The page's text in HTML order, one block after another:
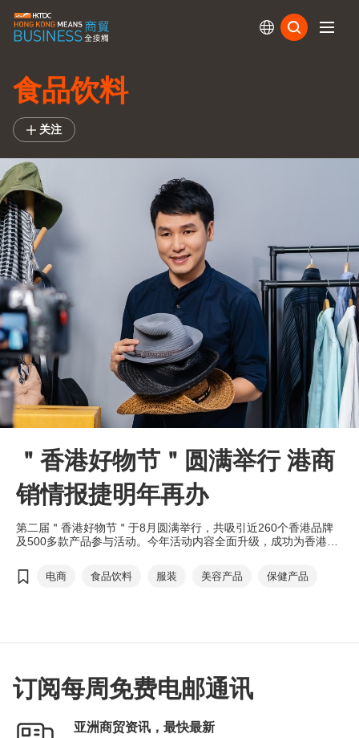
食品饮料
关注
＂香港好物节＂圆满举行 港商
销情报捷明年再办
第二届＂香港好物节＂于8月圆满举行，共吸引近260个香港品牌
及500多款产品参与活动。今年活动内容全面升级，成功为香港品
（贸发局）于明年再办＂香港好物节＂，助港商拓展庞大的内地电
商市场。
电商 食品饮料 服装 美容产品 保健产品
订阅每周免费电邮通讯
亚洲商贸资讯，最快最新